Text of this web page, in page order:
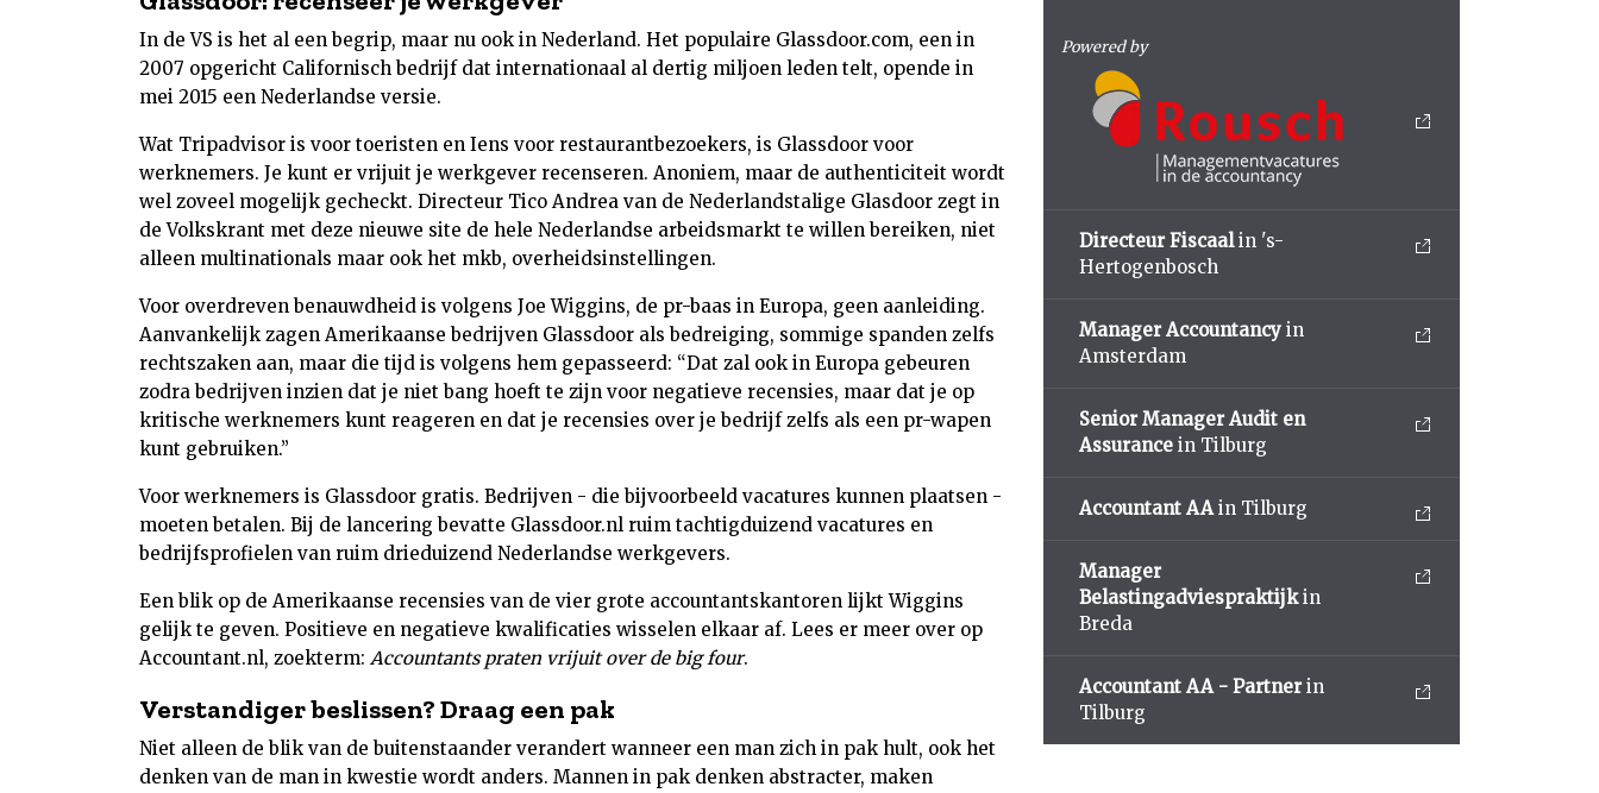
In de VS is het al een begrip, maar nu ook in Nederland. Het populaire Glassdoor.com, een in
2007 opgericht Californisch bedrijf dat internationaal al dertig miljoen leden telt, opende in
mei 2015 een Nederlandse versie.
Wat Tripadvisor is voor toeristen en Iens voor restaurantbezoekers, is Glassdoor voor
werknemers. Je kunt er vrijuit je werkgever recenseren. Anoniem, maar de authenticiteit wordt
wel zoveel mogelijk gecheckt. Directeur Tico Andrea van de Nederlandstalige Glasdoor zegt in
de Volkskrant met deze nieuwe site de hele Nederlandse arbeidsmarkt te willen bereiken, niet
alleen multinationals maar ook het mkb, overheidsinstellingen.
Voor overdreven benauwdheid is volgens Joe Wiggins, de pr-baas in Europa, geen aanleiding.
Aanvankelijk zagen Amerikaanse bedrijven Glassdoor als bedreiging, sommige spanden zelfs
rechtszaken aan, maar die tijd is volgens hem gepasseerd: “Dat zal ook in Europa gebeuren
zodra bedrijven inzien dat je niet bang hoeft te zijn voor negatieve recensies, maar dat je op
kritische werknemers kunt reageren en dat je recensies over je bedrijf zelfs als een pr-wapen
kunt gebruiken.”
Voor werknemers is Glassdoor gratis. Bedrijven - die bijvoorbeeld vacatures kunnen plaatsen -
moeten betalen. Bij de lancering bevatte Glassdoor.nl ruim tachtigduizend vacatures en
bedrijfsprofielen van ruim drieduizend Nederlandse werkgevers.
Een blik op de Amerikaanse recensies van de vier grote accountantskantoren lijkt Wiggins
gelijk te geven. Positieve en negatieve kwalificaties wisselen elkaar af. Lees er meer over op
Accountant.nl, zoekterm: Accountants praten vrijuit over de big four.
Verstandiger beslissen? Draag een pak
Niet alleen de blik van de buitenstaander verandert wanneer een man zich in pak hult, ook het
denken van de man in kwestie wordt anders. Mannen in pak denken abstracter, maken
Powered by
Directeur Fiscaalin 's-
Hertogenbosch
Manager Accountancy in
Amsterdam
Senior Manager Audit en
Assurance in Tilburg
Accountant AAin Tilburg
Manager
Belastingadviespraktijkin
Breda
Accountant AA - Partner in
Tilburg